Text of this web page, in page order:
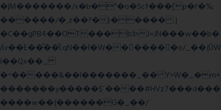
�|M�������/x�b�"�o�Scf���[p�г�%;
������/�˱z��?�}����� |
�C��gPB4��OT���bӟ>J=JN���w��b�
ʎv��E��ͫ��ͫLqN��ſ�W���ً����o/_��{ÛW
ї��Qx��_
�^�����&��l�������_�� Y>W�_�m+
�������y�����$ߵ����#HVz7���d���
����w��{������G�_��/